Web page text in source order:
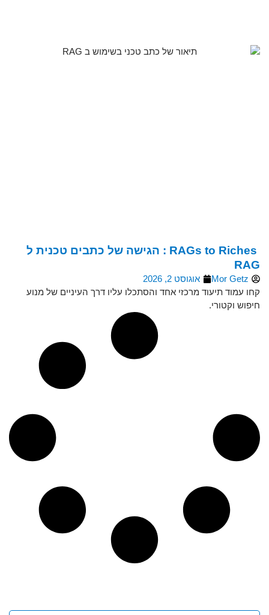
RAGs to Riches : הגישה של כתבים טכנית ל
RAG
Mor Getz
אוגוסט 2, 2026
קחו עמוד תיעוד מרכזי אחד והסתכלו עליו דרך העיניים של מנוע
חיפוש וקטורי.